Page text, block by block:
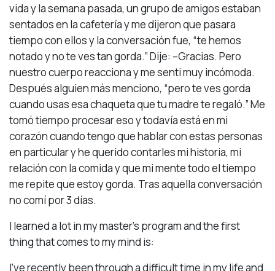
vida y la semana pasada, un grupo de amigos estaban
sentados en la cafetería y me dijeron que pasara
tiempo con ellos y la conversación fue, “te hemos
notado y no te ves tan gorda.” Dije: –Gracias. Pero
nuestro cuerpo reacciona y me senti muy incómoda.
Después alguien más menciono, “pero te ves gorda
cuando usas esa chaqueta que tu madre te regaló.” Me
tomó tiempo procesar eso y todavía está en mi
corazón cuando tengo que hablar con estas personas
en particular y he querido contarles mi historia, mi
relación con la comida y que mi mente todo el tiempo
me repite que estoy gorda. Tras aquella conversación
no comí por 3 días.
I learned a lot in my master’s program and the first
thing that comes to my mind is:
I’ve recently been through a difficult time in my life and